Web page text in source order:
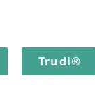
Trudi®